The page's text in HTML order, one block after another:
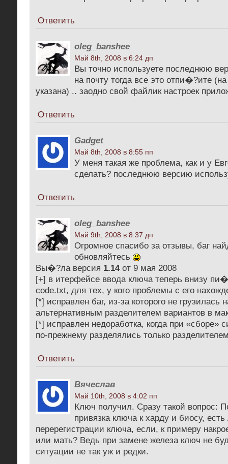
Ответить
oleg_banshee
Май 8th, 2008 в 6:24 дп
Вы точно используете последнюю
на почту тогда все это отпи�?ите
указана) .. заодно свой файлик настроек
Ответить
Gadget
Май 8th, 2008 в 8:55 пп
У меня такая же проблема, как и у
сделать? последнюю версию
Ответить
oleg_banshee
Май 9th, 2008 в 8:37 дп
Огромное спасибо за отзывы, баг
обновляйтесь
Вы�?ла версия 1.14от 9 мая 2008
[+] в итерфейсе ввода ключа теперь внизу
code.txt, для тех, у кого проблемы с его
[*] исправлен баг, из-за которого не грузилась
альтернативным разделителем вариантов в
[*] исправлен недоработка, когда при «сборе»
по-прежнему разделялись только
Ответить
Вячеслав
Май 10th, 2008 в 4:02 пп
Ключ получил. Сразу такой вопрос:
привязка ключа к харду и биосу,
перерегистрации ключа, если, к примеру
или мать? Ведь при замене железа ключ не
ситуации не так уж и редки.